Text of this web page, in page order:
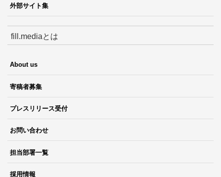
外部サイト集
fill.mediaとは
About us
寄稿者募集
プレスリリース受付
お問い合わせ
担当部署一覧
採用情報